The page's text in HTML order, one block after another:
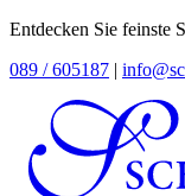
Entdecken Sie feinste
089 / 605187 |